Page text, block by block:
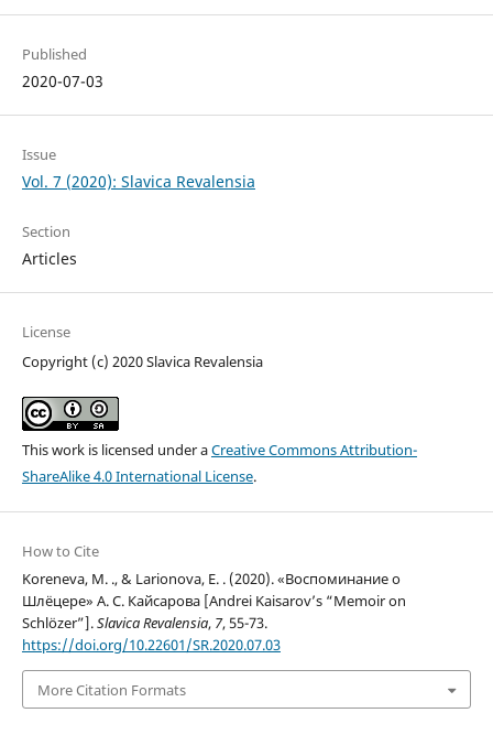
Published
2020-07-03
Issue
Vol. 7 (2020): Slavica Revalensia
Section
Articles
License
Copyright (c) 2020 Slavica Revalensia
This work is licensed under aCreative Commons Attribution-
ShareAlike 4.0 International License.
How to Cite
Koreneva, M. ., & Larionova, E. . (2020). «Воспоминание о
Шлёцере» А. С. Кайсарова [Andrei Kaisarov’s “Memoir on
Schlözer”].Slavica Revalensia, 7, 55-73.
https://doi.org/10.22601/SR.2020.07.03
More Citation Formats